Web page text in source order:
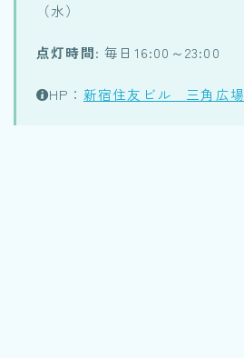
（水）
点灯時間: 毎日16:00～23:00
HP： 新宿住友ビル 三角広場